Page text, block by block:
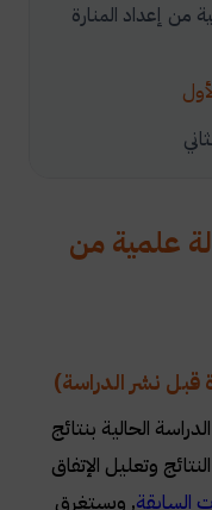
من إعداد المنارة
علمية من
نشر الدراسة)​
الحالية بنتائج
وتعليل الإتفاق
السابقة, ويستغرق